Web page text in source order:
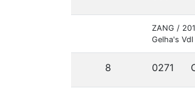
ZANG /
Gelha's Vdl
8 0271